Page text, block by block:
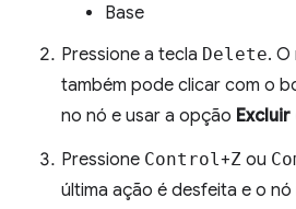
Base
Pressione a tecla Delete. O
também pode clicar com o
no nó e usar a opção
Pressione Control +Z ou
última ação é desfeita e o